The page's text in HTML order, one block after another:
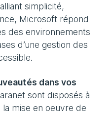
simplicité,
Microsoft répond
des environnements
d’une gestion des
dans vos
sont disposés à
mise en oeuvre de